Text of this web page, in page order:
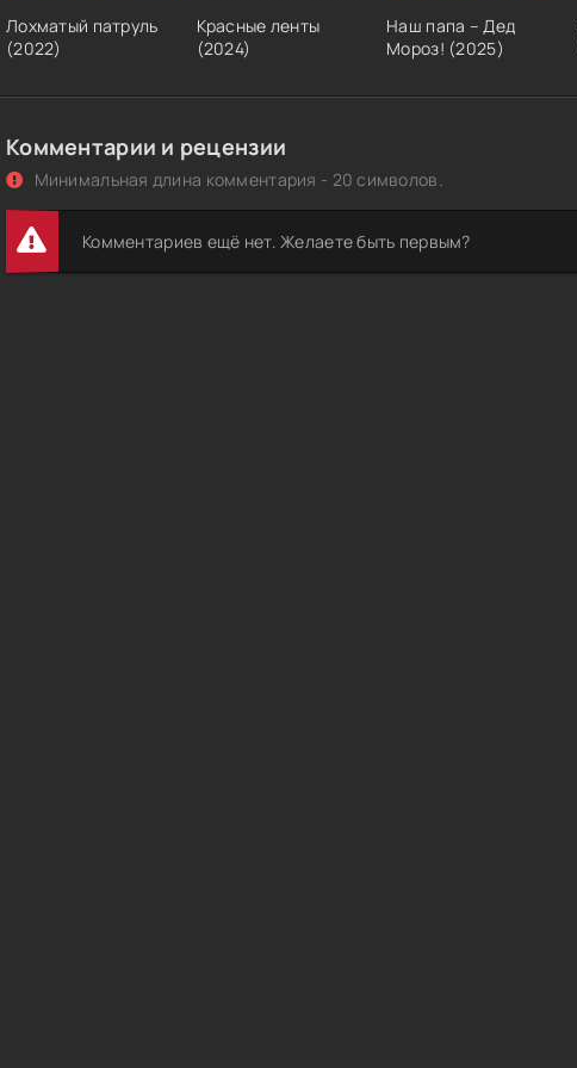
Лохматый патруль
(2022)
Красные ленты
(2024)
Наш папа – Дед
Мороз! (2025)
Комментарии и рецензии
Минимальная длина комментария - 20 символов.
Комментариев ещё нет. Желаете быть первым?